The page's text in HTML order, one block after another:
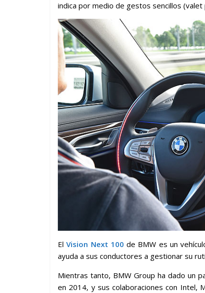
indica por medio de gestos sencillos
ElVision Next 100 de BMW es un
ayuda a sus conductores a gestionar su
Mientras tanto, BMW Group ha dado un
en 2014, y sus colaboraciones con Intel,